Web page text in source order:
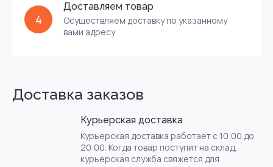
4
Доставляем товар
Осуществляем доставку по указанному
вами адресу
Доставка заказов
Курьерская доставка
Курьерская доставка работает с 10:00 до
20:00. Когда товар поступит на склад,
курьерская служба свяжется для